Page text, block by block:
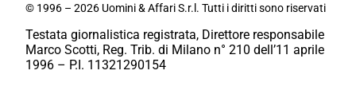
© 1996 – 2026 Uomini & Affari S.r.l. Tutti i diritti sono riservati
Testata giornalistica registrata, Direttore responsabile
Marco Scotti, Reg. Trib. di Milano n° 210 dell’11 aprile
1996 – P.I. 11321290154